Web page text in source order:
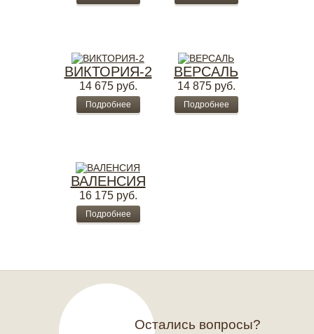
ВИКТОРИЯ-2
14 675 руб.
Подробнее
ВЕРСАЛЬ
14 875 руб.
Подробнее
ВАЛЕНСИЯ
16 175 руб.
Подробнее
Остались вопросы?